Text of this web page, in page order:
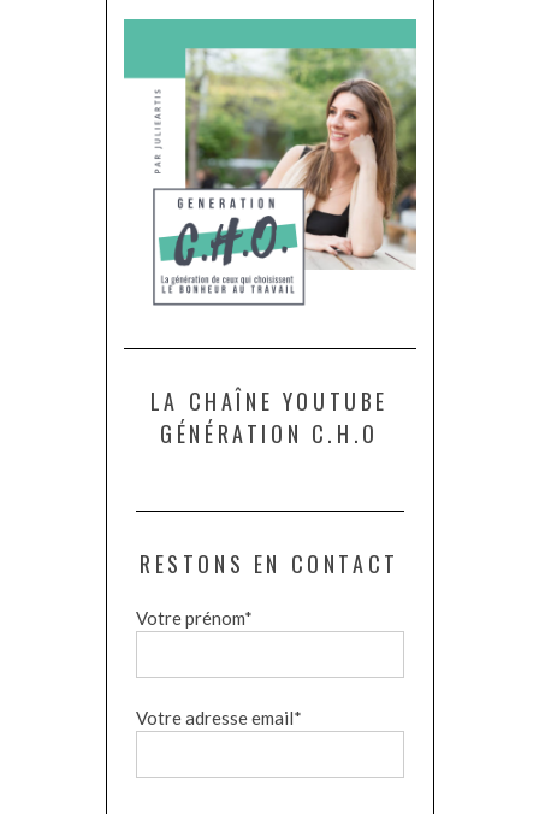
LA CHAÎNE YOUTUBE
GÉNÉRATION C.H.O
RESTONS EN CONTACT
Votre prénom*
Votre adresse email*